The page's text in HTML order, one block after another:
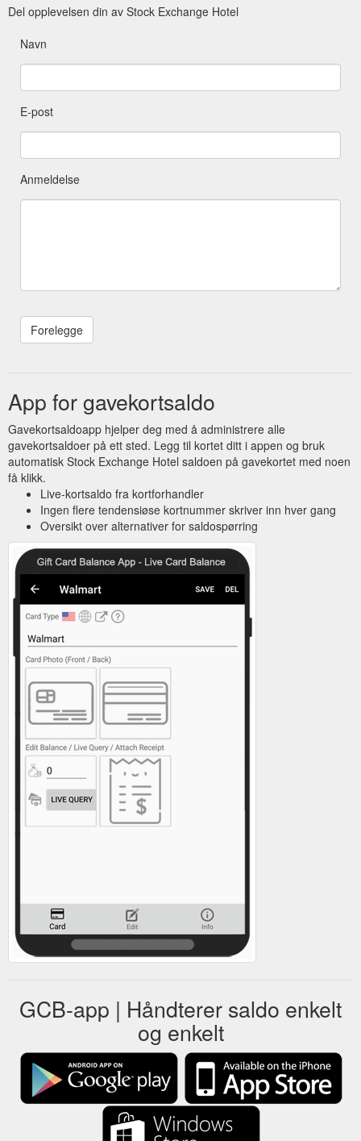
Del opplevelsen din av Stock Exchange Hotel
Navn
E-post
Anmeldelse
App for gavekortsaldo
Gavekortsaldoapp hjelper deg med å administrere alle
gavekortsaldoer på ett sted. Legg til kortet ditt i appen og bruk
automatisk Stock Exchange Hotel saldoen på gavekortet med noen
få klikk.
Live-kortsaldo fra kortforhandler
Ingen flere tendensiøse kortnummer skriver inn hver gang
Oversikt over alternativer for saldospørring
GCB-app | Håndterer saldo enkelt
og enkelt